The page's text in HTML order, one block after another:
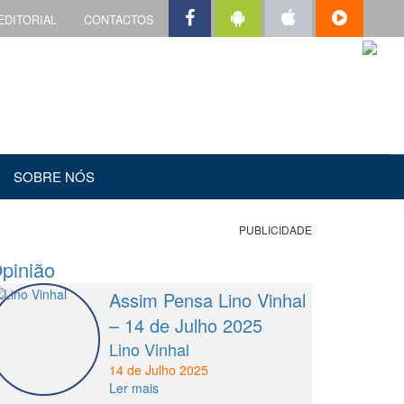
CONTACTOS
SOBRE NÓS
PUBLICIDADE
Assim Pensa Lino Vinhal
– 14 de Julho 2025
Lino Vinhal
14 de Julho 2025
Ler mais